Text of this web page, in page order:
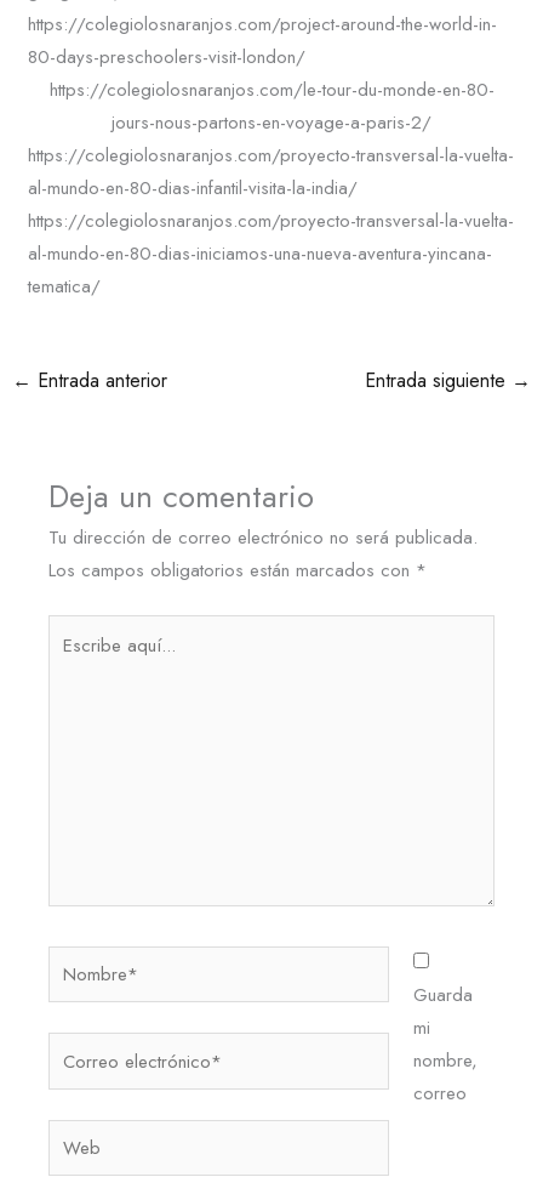
https://colegiolosnaranjos.com/project-around-the-world-in-
80-days-preschoolers-visit-london/
https://colegiolosnaranjos.com/le-tour-du-monde-en-80-
jours-nous-partons-en-voyage-a-paris-2/
https://colegiolosnaranjos.com/proyecto-transversal-la-vuelta-
al-mundo-en-80-dias-infantil-visita-la-india/
https://colegiolosnaranjos.com/proyecto-transversal-la-vuelta-
al-mundo-en-80-dias-iniciamos-una-nueva-aventura-yincana-
tematica/
← Entrada anterior Entrada siguiente →
Deja un comentario
Tu dirección de correo electrónico no será publicada.
Los campos obligatorios están marcados con *
Nombre*
Guarda
mi
nombre,
correo